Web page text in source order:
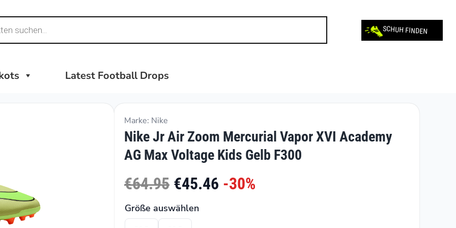
SCHUH FINDEN
Latest Football Drops
Marke: Nike
Nike Jr Air Zoom Mercurial Vapor XVI Academy
AG Max Voltage Kids Gelb F300
€64.95 €45.46 -30%
Größe auswählen